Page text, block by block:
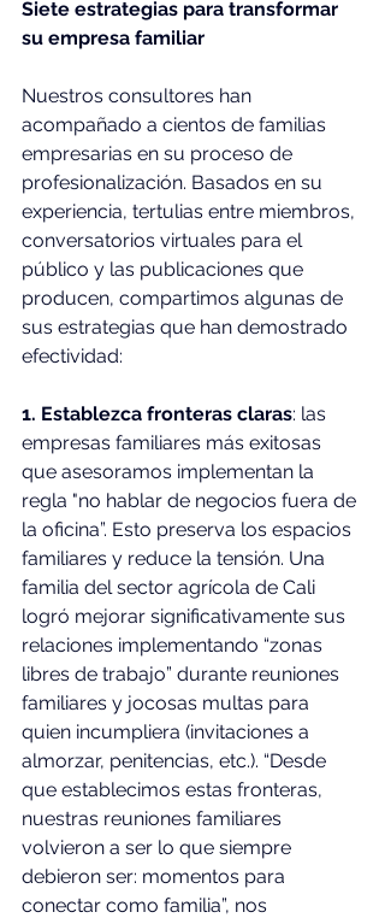
Siete estrategias para transformar
su empresa familiar
Nuestros consultores han
acompañado a cientos de familias
empresarias en su proceso de
profesionalización. Basados en su
experiencia, tertulias entre miembros,
conversatorios virtuales para el
público y las publicaciones que
producen, compartimos algunas de
sus estrategias que han demostrado
efectividad:
1. Establezca fronteras claras: las
empresas familiares más exitosas
que asesoramos implementan la
regla "no hablar de negocios fuera de
la oficina”. Esto preserva los espacios
familiares y reduce la tensión. Una
familia del sector agrícola de Cali
logró mejorar significativamente sus
relaciones implementando “zonas
libres de trabajo” durante reuniones
familiares y jocosas multas para
quien incumpliera (invitaciones a
almorzar, penitencias, etc.). “Desde
que establecimos estas fronteras,
nuestras reuniones familiares
volvieron a ser lo que siempre
debieron ser: momentos para
conectar como familia”, nos